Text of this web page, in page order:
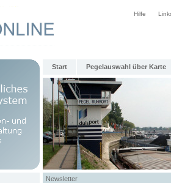
Hilfe
Start Pegelauswahl über Karte
Newsletter